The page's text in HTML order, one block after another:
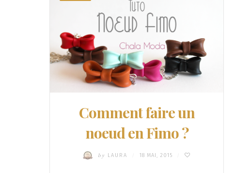
Comment faire un
noeud en Fimo ?
by LAURA 18 MAI, 2015